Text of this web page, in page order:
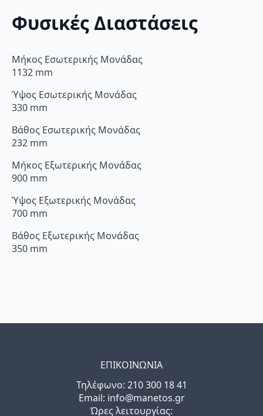
Φυσικές Διαστάσεις
Μήκος Εσωτερικής Μονάδας
1132 mm
Ύψος Εσωτερικής Μονάδας
330 mm
Βάθος Εσωτερικής Μονάδας
232 mm
Μήκος Εξωτερικής Μονάδας
900 mm
Ύψος Εξωτερικής Μονάδας
700 mm
Βάθος Εξωτερικής Μονάδας
350 mm
ΕΠΙΚΟΙΝΩΝΙΑ
Τηλέφωνo: 210 300 18 41
Email: info@manetos.gr
Ώρες λειτουργίας: